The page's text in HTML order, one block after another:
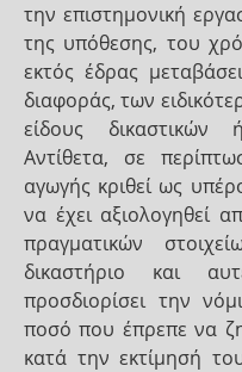
την επιστημονική
της υπόθεσης, του
εκτός έδρας
διαφοράς, των
είδους δικαστικών
Αντίθετα, σε
αγωγής κριθεί ως
να έχει αξιολογηθεί
πραγματικών
δικαστήριο και
προσδιορίσει την
ποσό που έπρεπε να
κατά την εκτίμησή